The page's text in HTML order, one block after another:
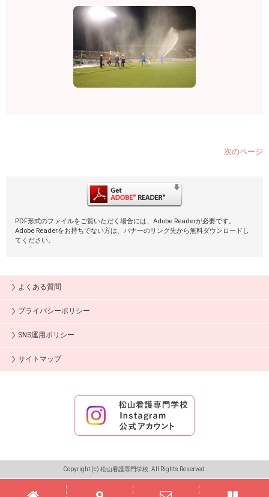
次のページ
PDF形式のファイルをご覧いただく場合には、Adobe Readerが必要です。
Adobe Readerをお持ちでない方は、バナーのリンク先から無料ダウンロードし
てください。
よくある質問
プライバシーポリシー
SNS運用ポリシー
サイトマップ
Copyright (c) 松山看護専門学校. All Rights Reserved.